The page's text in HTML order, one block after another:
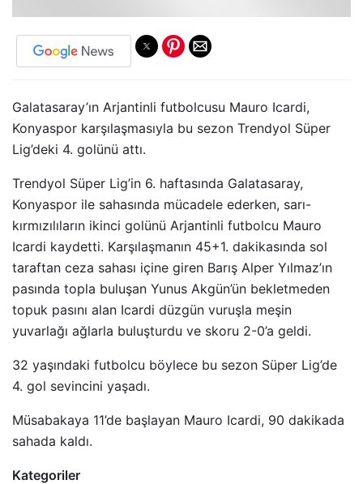
Galatasaray’ın Arjantinli futbolcusu Mauro Icardi,
Konyaspor karşılaşmasıyla bu sezon Trendyol Süper
Lig’deki 4. golünü attı.
Trendyol Süper Lig’in 6. haftasında Galatasaray,
Konyaspor ile sahasında mücadele ederken, sarı-
kırmızılıların ikinci golünü Arjantinli futbolcu Mauro
Icardi kaydetti. Karşılaşmanın 45+1. dakikasında sol
taraftan ceza sahası içine giren Barış Alper Yılmaz’ın
pasında topla buluşan Yunus Akgün’ün bekletmeden
topuk pasını alan Icardi düzgün vuruşla meşin
yuvarlağı ağlarla buluşturdu ve skoru 2-0’a geldi.
32 yaşındaki futbolcu böylece bu sezon Süper Lig’de
4. gol sevincini yaşadı.
Müsabakaya 11’de başlayan Mauro Icardi, 90 dakikada
sahada kaldı.
Kategoriler